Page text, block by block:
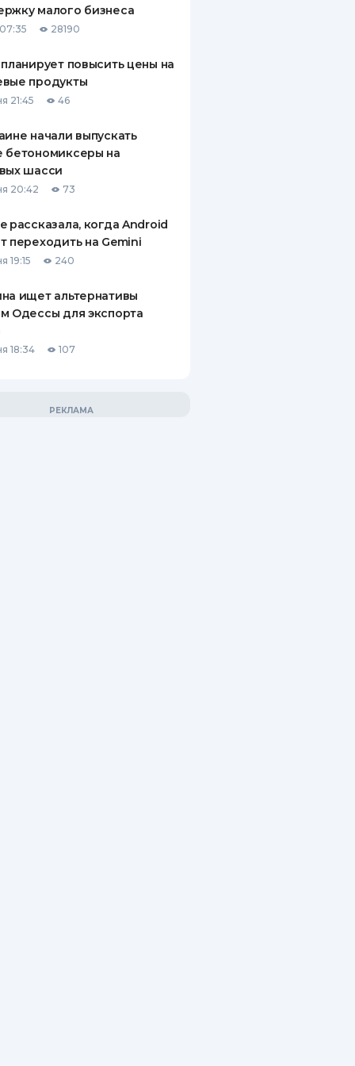
ПО
ПОЛИСЫ
КОМПАНИИ
О СТРАХОВЫХ
малого бизнеса
28190
повысить цены на
продукты
21:45 46
начали выпускать
бетономиксеры на
шасси
20:42 73
рассказала, когда Android
переходить на Gemini
19:15 240
ищет альтернативы
Одессы для экспорта
18:34 107